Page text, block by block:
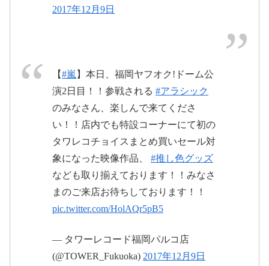
#嵐 #untitled
#嵐福岡#翔潤
2017年12月9日
【#嵐 】本日、福岡ヤフオク!ドーム公
演2日目！！参戦される #アラシック
のみなさん、楽しんで来てくださ
い！！店内でも特設コーナーにて初の
タワレコチョイスまとめ買いセール対
象になった映像作品、 #推し色グッズ
なども取り揃えております！！みなさ
まのご来店お待ちしております！！
pic.twitter.com/HolAQr5pB5
— タワーレコード福岡パルコ店
(@TOWER_Fukuoka) 2017年12月9日